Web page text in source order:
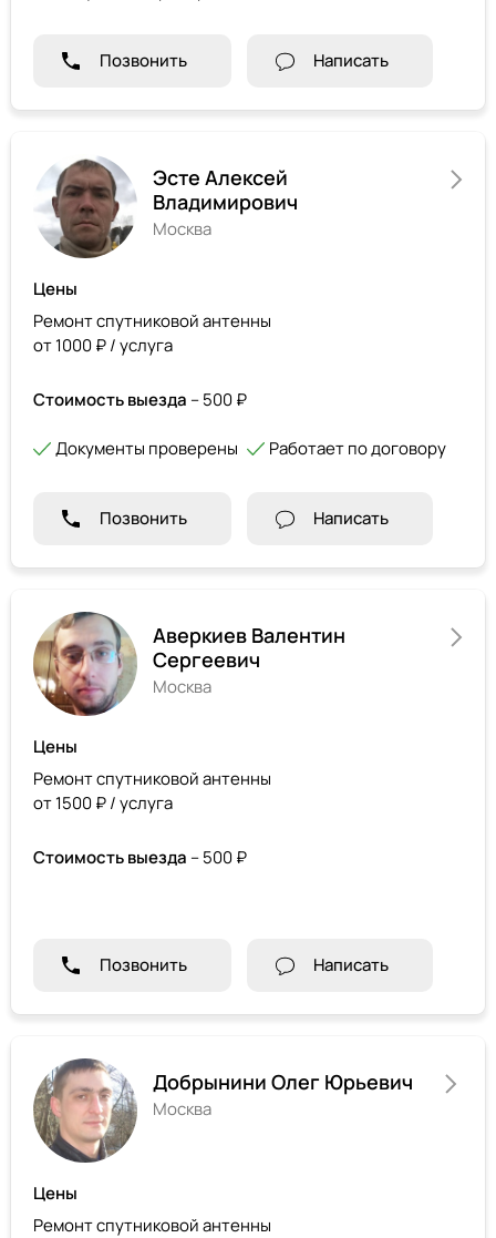
Позвонить Написать
Эсте Алексей
Владимирович
Москва
Цены
Ремонт спутниковой антенны
от 1000 ₽ / услуга
Стоимость выезда – 500 ₽
Документы проверены Работает по договору
Позвонить Написать
Аверкиев Валентин
Сергеевич
Москва
Цены
Ремонт спутниковой антенны
от 1500 ₽ / услуга
Стоимость выезда – 500 ₽
Позвонить Написать
Добрынини Олег Юрьевич
Москва
Цены
Ремонт спутниковой антенны